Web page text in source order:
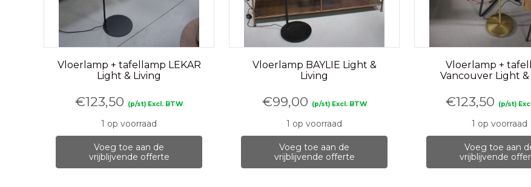
Vloerlamp + tafellamp LEKAR
Light & Living
€123,50 (p/st) Excl. BTW
1 op voorraad
Voeg toe aan de
vrijblijvende offerte
Vloerlamp BAYLIE Light &
Living
€99,00 (p/st) Excl. BTW
1 op voorraad
Voeg toe aan de
vrijblijvende offerte
Vloerlamp +
Vancouver Light &
€123,50 (p/st)
1 op voorraad
Voeg toe aan
vrijblijvende